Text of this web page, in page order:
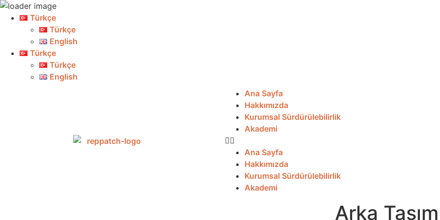
Türkçe
Türkçe
English
Türkçe
Türkçe
English
Ana Sayfa
Hakkımızda
Kurumsal Sürdürülebilirlik
Akademi
Ana Sayfa
Hakkımızda
Kurumsal Sürdürülebilirlik
Akademi
Arka Taşım